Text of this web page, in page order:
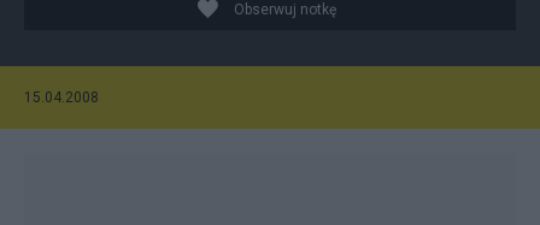
Obserwuj notkę
15.04.2008